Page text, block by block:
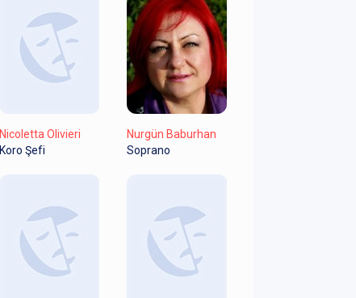
Nicoletta Olivieri
Koro Şefi
Nurgün Baburhan
Soprano